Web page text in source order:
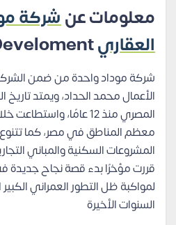
معلومات عنشركة
العقاري
شركة موداد واحدة من ضمن
الأعمال محمد الحداد، ويمتد
المصري منذ 12 عامًا،
معظم المناطق في مصر، كما تتنوع
المشروعات السكنية والمباني
قررت مؤخرًا بدء قصة نجاح جديدة
لمواكبة ظل التطور العمراني
السنوات الأخيرة